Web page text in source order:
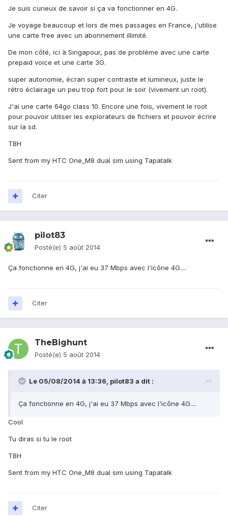
Je suis curieux de savoir si ça va fonctionner en 4G.
Je voyage beaucoup et lors de mes passages en France, j'utilise
une carte free avec un abonnement illimité.
De mon côté, ici à Singapour, pas de problème avec une carte
prepaid voice et une carte 3G.
super autonomie, écran super contraste et lumineux, juste le
rétro éclairage un peu trop fort pour le soir (vivement un root).
J'ai une carte 64go class 10. Encore une fois, vivement le root
pour pouvoir utiliser les explorateurs de fichiers et pouvoir écrire
sur la sd.
TBH
Sent from my HTC One_M8 dual sim using Tapatalk
Citer
pilot83
Posté(e) 5 août 2014
Ça fonctionne en 4G, j'ai eu 37 Mbps avec l'icône 4G....
Citer
TheBighunt
Posté(e) 5 août 2014
Le 05/08/2014 à 13:36, pilot83 a dit :
Ça fonctionne en 4G, j'ai eu 37 Mbps avec l'icône 4G....
Cool
Tu diras si tu le root
TBH
Sent from my HTC One_M8 dual sim using Tapatalk
Citer